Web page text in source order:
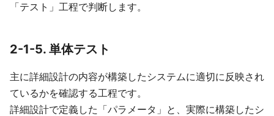
「テスト」工程で判断します。
2-1-5. 単体テスト
主に詳細設計の内容が構築したシステムに適切に反映され
ているかを確認する工程です。
詳細設計で定義した「パラメータ」と、実際に構築したシ